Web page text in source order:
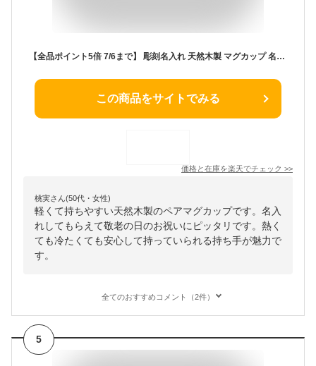
【全品ポイント5倍 7/6まで】 彫刻名入れ 天然木製 マグカップ 名入れ ペア セット 木製 カップ コップ カフェ シンプル プレゼント ギフト 和モダン 割れない 軽い 軽量 漆塗り 名入れ無料 送料無料 父の日 実用的 敬老の日 80代 祖父 祖母 孫から 2024
この商品をサイトでみる
価格と在庫を楽天でチェック >>
桃実さん(50代・女性)
軽くて持ちやすい天然木製のペアマグカップです。名入
れしてもらえて敬老の日のお祝いにピッタリです。熱く
ても冷たくても安心して持っていられる持ち手が魅力で
す。
全てのおすすめコメント（2件）
5